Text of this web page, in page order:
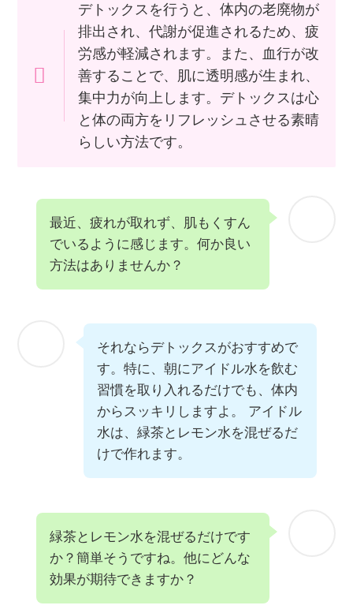
デトックスを行うと、体内の老廃物が
排出され、代謝が促進されるため、疲
労感が軽減されます。また、血行が改
善することで、肌に透明感が生まれ、
集中力が向上します。デトックスは心
と体の両方をリフレッシュさせる素晴
らしい方法です。
最近、疲れが取れず、肌もくすん
でいるように感じます。何か良い
方法はありませんか？
それならデトックスがおすすめで
す。特に、朝にアイドル水を飲む
習慣を取り入れるだけでも、体内
からスッキリしますよ。 アイドル
水は、緑茶とレモン水を混ぜるだ
けで作れます。
緑茶とレモン水を混ぜるだけです
か？簡単そうですね。他にどんな
効果が期待できますか？